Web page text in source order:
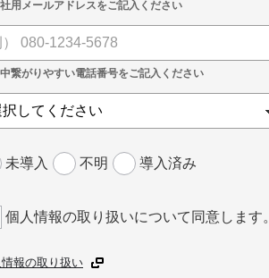
未導入 不明 導入済み
個人情報の取り扱いについて同意します。
報の取り扱い